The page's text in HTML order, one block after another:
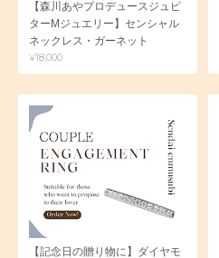
【森川あやプロデュースジュピ
ターMジュエリー】センシャル
ネックレス・ガーネット
¥18,000
【記念日の贈り物に】ダイヤモ